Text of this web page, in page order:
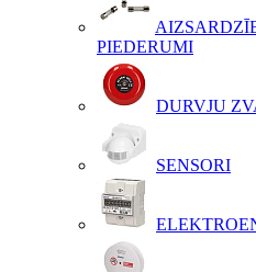
PIEDERUMI
DURVJU
SENSORI